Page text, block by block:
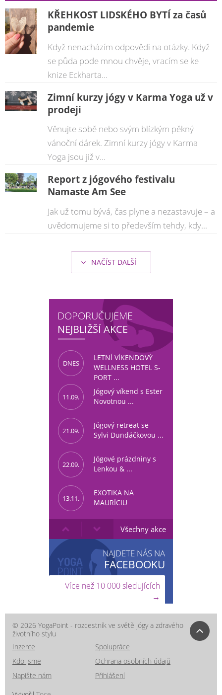
KŘEHKOST LIDSKÉHO BYTÍ za časů
pandemie
Když nenacházím odpovědi na otázky. Když
se půda pode mnou chvěje, vracím se ke
knize Eckharta...
Zimní kurzy jógy v Karma Yoga už v
prodeji
Věnujte sobě nebo svým blízkým pěkný
vánoční dárek. Zimní kurzy jógy v Karma
Yoga jsou již v...
Report z jógového festivalu
Namaste Am See
Jak už tomu bývá, čas plyne a nezastavuje – a
uvědomujeme si to především tehdy, kdy...
NAČÍST DALŠÍ
DOPORUČUJEME
NEJBLIŽŠÍ AKCE
DNES
LETNÍ VÍKENDOVÝ
WELLNESS HOTEL S-
PORT ...
11.09.
Jógový víkend s Ester
Novotnou ...
21.09.
Jógový retreat se
Sylvi Dundáčkovou ...
22.09.
Jógové prázdniny s
Lenkou & ...
13.11.
EXOTIKA NA
MAURÍCIU
Všechny akce
NAJDETE NÁS NA
FACEBOOKU
Více než 10 000 sledujících
→
© 2026 YogaPoint - rozcestník ve světě jógy a zdravého
životního stylu
Inzerce
Spolupráce
Kdo jsme
Ochrana osobních údajů
Napište nám
Přihlášení